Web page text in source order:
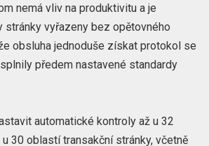
nemá vliv na produktivitu a je
stránky vyřazeny bez opětovného
obsluha jednoduše získat protokol se
předem nastavené standardy
automatické kontroly až u 32
30 oblastí transakční stránky, včetně